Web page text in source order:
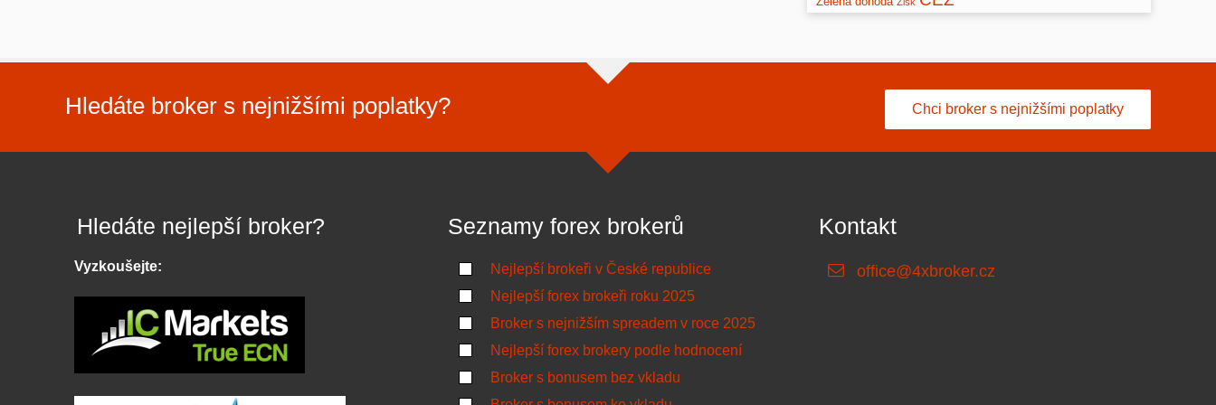
Hledáte broker s nejnižšími poplatky? Chci broker s nejnižšími poplatky
Hledáte nejlepší broker?
Vyzkoušejte:
Seznamy forex brokerů
Nejlepší brokeři v České republice
Nejlepší forex brokeři roku 2025
Broker s nejnižším spreadem v roce 2025
Nejlepší forex brokery podle hodnocení
Broker s bonusem bez vkladu
Kontakt
office@4xbroker.cz